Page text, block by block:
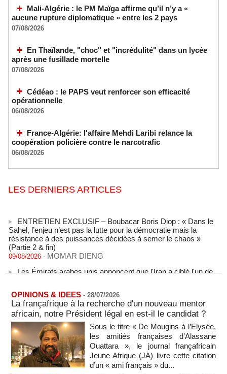
Mali-Algérie : le PM Maïga affirme qu’il n’y a «
aucune rupture diplomatique » entre les 2 pays
07/08/2026
En Thaïlande, "choc" et "incrédulité" dans un lycée
après une fusillade mortelle
07/08/2026
Cédéao : le PAPS veut renforcer son efficacité
opérationnelle
06/08/2026
France-Algérie: l'affaire Mehdi Laribi relance la
coopération policière contre le narcotrafic
06/08/2026
LES DERNIERS ARTICLES
Sahel, l’enjeu n’est pas la lutte pour la démocratie mais la
résistance à des puissances décidées à semer le chaos »
(Partie 2 & fin)
09/08/2026 -MOMAR DIENG
leurs navires avec un missile dans le détroit d'Ormuz
Le bilan des décès liés à la « migration massive » vers
Ceuta s'élève désormais à 14 personnes, selon une autorité
marocaine :
08/08/2026 -
Sénégal - Une revue de presse du 8 août 2026 (Par IA)
08/08/2026 -MOMO ALADJI
SENEGAL - Les Unes de la presse quotidienne du 8/9 août
OPINIONS & IDEES - 28/07/2026
La françafrique à la recherche d'un nouveau mentor
africain, notre Président légal en est-il le candidat ?
Sous le titre « De Mougins à l’Elysée,
les amitiés françaises d’Alassane
Ouattara », le journal françafricain
Jeune Afrique (JA) livre cette citation
d’un « ami français » du...